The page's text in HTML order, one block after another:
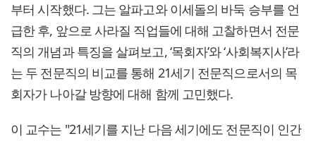
부터 시작했다. 그는 알파고와 이세돌의 바둑 승부를 언
급한 후, 앞으로 사라질 직업들에 대해 고찰하면서 전문
직의 개념과 특징을 살펴보고, ‘목회자’와 ‘사회복지사’라
는 두 전문직의 비교를 통해 21세기 전문직으로서의 목
회자가 나아갈 방향에 대해 함께 고민했다.
이 교수는 "21세기를 지난 다음 세기에도 전문직이 인간